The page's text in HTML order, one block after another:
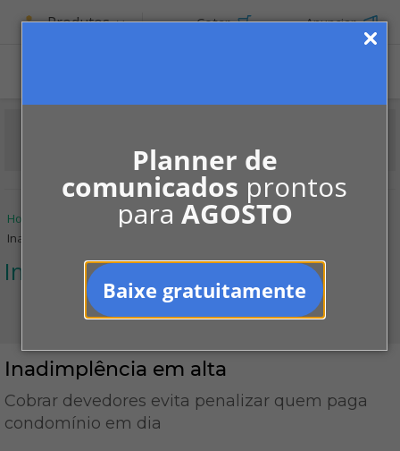
Planner de
comunicados prontos
para AGOSTO
Baixe gratuitamente
Produtos Cotar Anunciar
Home Notícias
Inadimplência
Inadimplência em alta
Inadimplência
Inadimplência em alta
Cobrar devedores evita penalizar quem paga
condomínio em dia